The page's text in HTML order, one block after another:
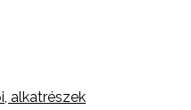
alkatrészek